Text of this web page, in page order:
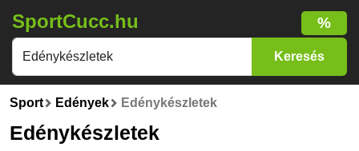
SportCucc.hu %
Sport Edények Edénykészletek
Edénykészletek